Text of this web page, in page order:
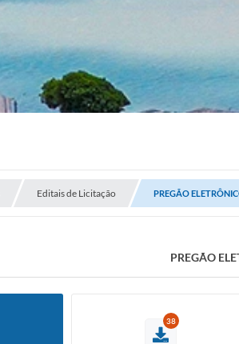
Editais de Licitação PREGÃO
PREGÃO
38